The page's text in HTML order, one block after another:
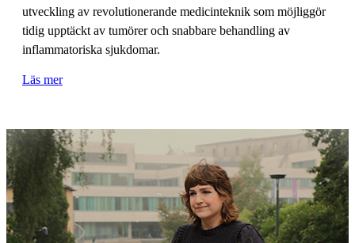
utveckling av revolutionerande medicinteknik som möjliggör
tidig upptäckt av tumörer och snabbare behandling av
inflammatoriska sjukdomar.
Läs mer